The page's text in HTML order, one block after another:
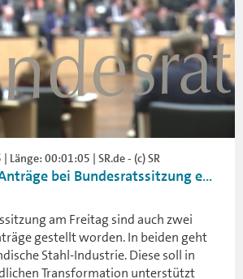
Länge: 00:01:05 | SR.de - (c) SR
bei Bundesratssitzung e...
am Freitag sind auch zwei
gestellt worden. In beiden geht
Stahl-Industrie. Diese soll in
Transformation unterstützt